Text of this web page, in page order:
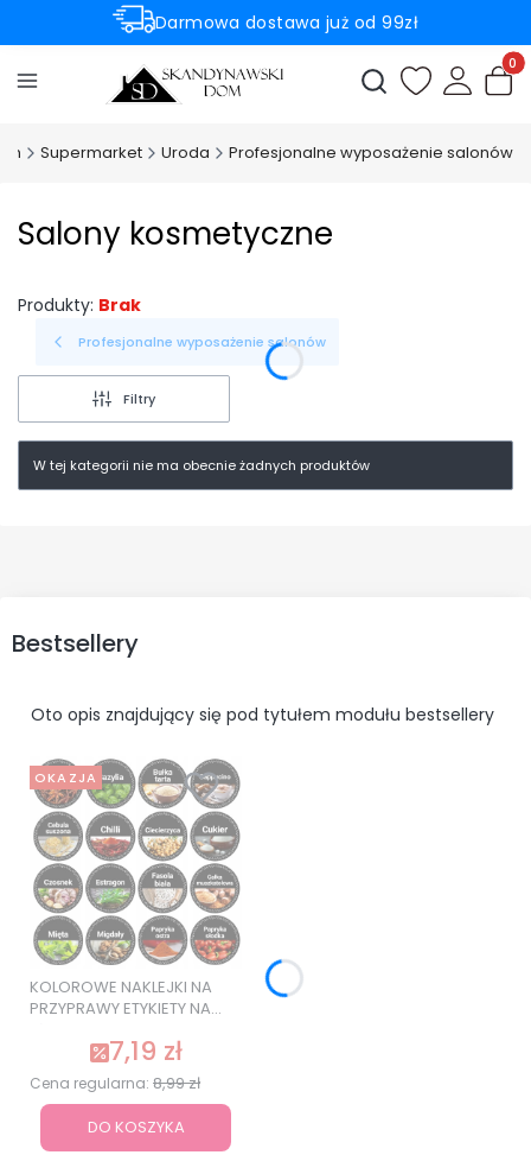
Darmowa dostawa już od 99zł
Rabaty -50% na wybrane produkty
Otwórz
Supermarket Uroda Profesjonalne wyposażenie salonów
Salony kosmetyczne
Produkty: Brak
Profesjonalne wyposażenie salonów
Filtry
W tej kategorii nie ma obecnie żadnych produktów
Bestsellery
Oto opis znajdujący się pod tytułem modułu bestsellery
OKAZJA
KOLOROWE NAKLEJKI NA
PRZYPRAWY ETYKIETY NA
JAKOŚĆ
7,19 zł
Cena regularna: 8,99 zł
DO KOSZYKA